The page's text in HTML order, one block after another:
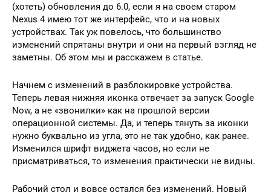
(хотеть) обновления до 6.0, если я на своем старом
Nexus 4 имею тот же интерфейс, что и на новых
устройствах. Так уж повелось, что большинство
изменений спрятаны внутри и они на первый взгляд не
заметны. Об этом мы и расскажем в статье.
Начнем с изменений в разблокировке устройства.
Теперь левая нижняя иконка отвечает за запуск Google
Now, а не «звонилки» как на прошлой версии
операционной системы. Да, и теперь тянуть за иконки
нужно буквально из угла, это не так удобно, как ранее.
Изменился шрифт виджета часов, но если не
присматриваться, то изменения практически не видны.
Рабочий стол и вовсе остался без изменений. Новый